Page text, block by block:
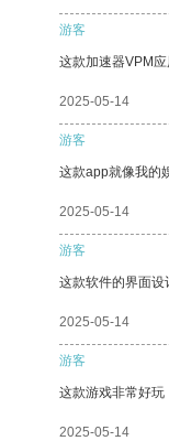
游客
这款加速器VPM
2025-05-14
游客
这款app就像我的
2025-05-14
游客
这款软件的界面设
2025-05-14
游客
这款游戏非常好玩
2025-05-14